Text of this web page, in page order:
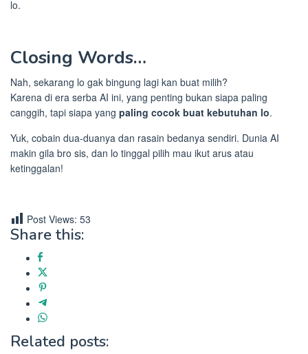
lo.
Closing Words…
Nah, sekarang lo gak bingung lagi kan buat milih?
Karena di era serba AI ini, yang penting bukan siapa paling
canggih, tapi siapa yang paling cocok buat kebutuhan lo.
Yuk, cobain dua-duanya dan rasain bedanya sendiri. Dunia AI
makin gila bro sis, dan lo tinggal pilih mau ikut arus atau
ketinggalan!
Post Views: 53
Share this:
Related posts: